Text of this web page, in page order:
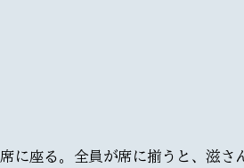
に座る。全員が席に揃うと、滋さ